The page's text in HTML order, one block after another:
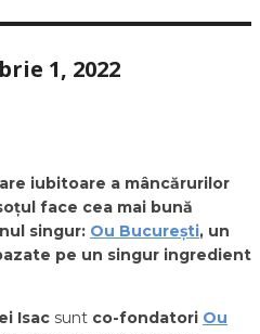
1, 2022
iubitoare a mâncărurilor
face cea mai bună
singur: Ou București, un
pe un singur ingredient
Isac sunt co-fondatori Ou